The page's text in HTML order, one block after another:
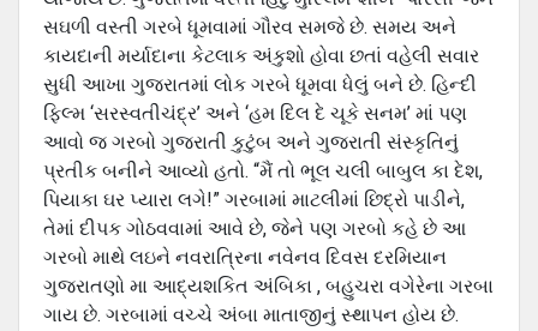
સઘળી વસ્તી ગરબે ધૂમવામાં ગૌરવ સમજે છે. સમય અને
કાયદાની મર્યાદાના કેટલાક અંકુશો હોવા છતાં વહેલી સવાર
સુધી આખા ગુજરાતમાં લોક ગરબે ધૂમવા ધેલું બને છે. હિન્દી
ફિલ્મ ‘સરસ્વતીચંદ્ર’ અને ‘હમ દિલ દે ચૂકે સનમ’ માં પણ
આવો જ ગરબો ગુજરાતી કુટુંબ અને ગુજરાતી સંસ્કૃતિનું
પ્રતીક બનીને આવ્યો હતો. “મૈં તો ભૂલ ચલી બાબુલ કા દેશ,
પિયાકા ઘર પ્યારા લગે!” ગરબામાં માટલીમાં છિદ્રો પાડીને,
તેમાં દીપક ગોઠવવામાં આવે છે, જેને પણ ગરબો કહે છે આ
ગરબો માથે લઇને નવરાત્રિના નવેનવ દિવસ દરમિયાન
ગુજરાતણો મા આદ્યશકિત અંબિકા , બહુચરા વગેરેના ગરબા
ગાય છે. ગરબામાં વચ્ચે અંબા માતાજીનું સ્થાપન હોય છે.